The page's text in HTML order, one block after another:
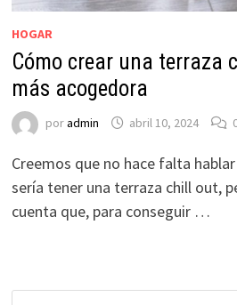
HOGAR
Cómo crear una terraza
más acogedora
poradmin abril 10, 2024
Creemos que no hace falta
sería tener una terraza chill out,
cuenta que, para conseguir …
Buscar: